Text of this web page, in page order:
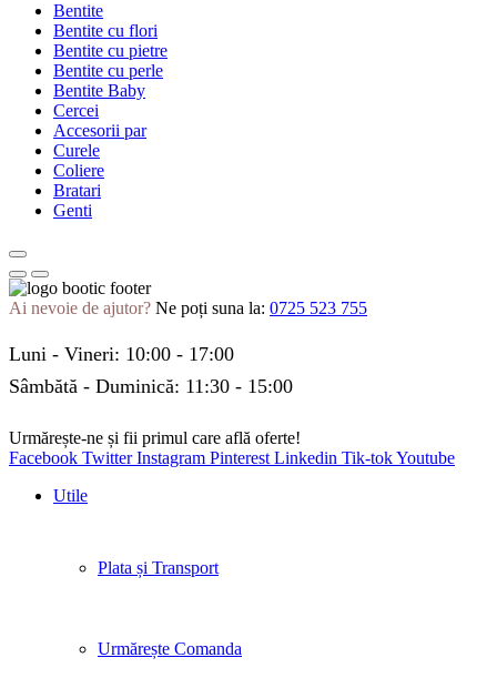
Bentite
Bentite cu flori
Bentite cu pietre
Bentite cu perle
Bentite Baby
Cercei
Accesorii par
Curele
Coliere
Bratari
Genti
Ai nevoie de ajutor? Ne poți suna la: 0725 523 755
Luni - Vineri: 10:00 - 17:00
Sâmbătă - Duminică: 11:30 - 15:00
Urmărește-ne și fii primul care află oferte!
Facebook Twitter Instagram Pinterest Linkedin Tik-tokYoutube
Utile
Plata și Transport
Urmărește Comanda